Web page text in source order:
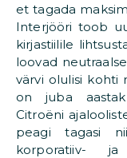
et tagada
Interjööri toob
kirjastiilile
loovad
värvi olulisi kohti
on juba
Citroëni
peagi tagasi
korporatiiv- ja